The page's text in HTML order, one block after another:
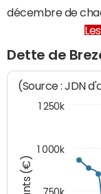
décembre de
Dette de
(Source : JDN
1 000k
1 250k